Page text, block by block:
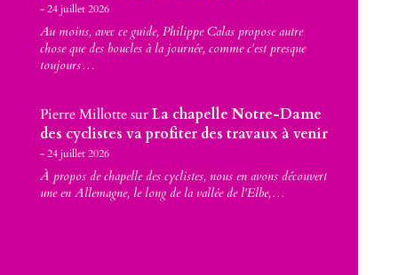
24 juillet 2026
Au moins, avec ce guide, Philippe Calas propose autre
chose que des boucles à la journée, comme c'est presque
toujours…
Pierre MillottesurLa chapelle Notre-Dame
des cyclistes va profiter des travaux à venir
24 juillet 2026
À propos de chapelle des cyclistes, nous en avons découvert
une en Allemagne, le long de la vallée de l'Elbe,…